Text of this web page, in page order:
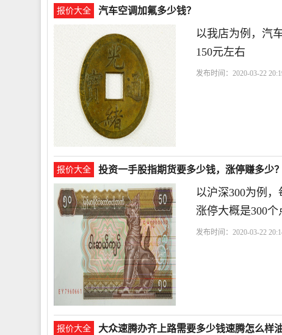
报价大全 汽车空调加氟多少钱？
以我店为例，汽
150元左右
发布时间：2020-03-22
报价大全 投资一手股指期货要多少钱，涨停赚多少？
以沪深300为例
涨停大概是300个
发布时间：2020-03-22
报价大全 大众速腾办齐上路需要多少钱速腾怎么样